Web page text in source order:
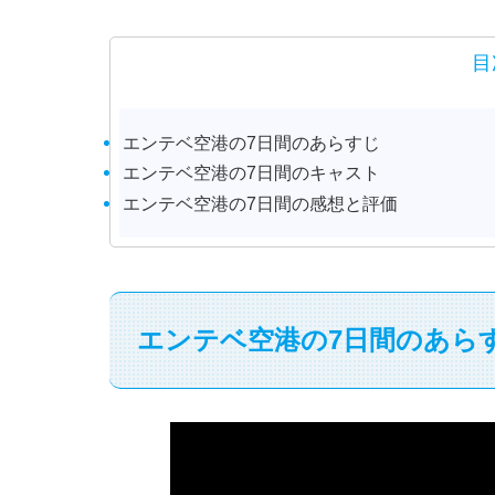
エンテベ空港の7日間のあらすじ
エンテベ空港の7日間のキャスト
エンテベ空港の7日間の感想と評価
エンテベ空港の7日間のあら